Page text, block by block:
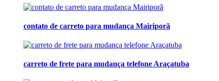
contato de carreto para mudança Mairiporã
carreto de frete para mudança telefone Araçatuba